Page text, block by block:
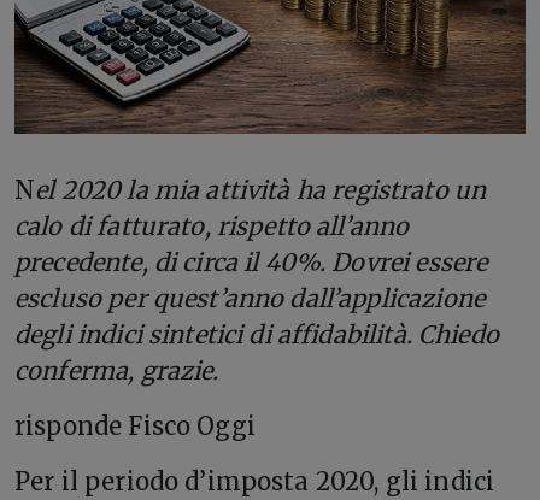
Nel 2020 la mia attività ha registrato un
calo di fatturato, rispetto all’anno
precedente, di circa il 40%. Dovrei essere
escluso per quest’anno dall’applicazione
degli indici sintetici di affidabilità. Chiedo
conferma, grazie.
risponde Fisco Oggi
Per il periodo d’imposta 2020, gli indici